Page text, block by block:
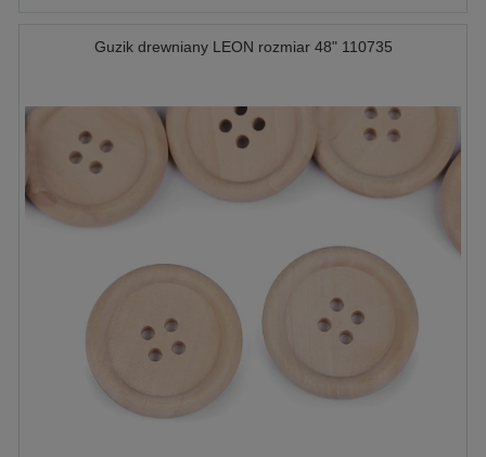
Guzik drewniany LEON rozmiar 48" 110735